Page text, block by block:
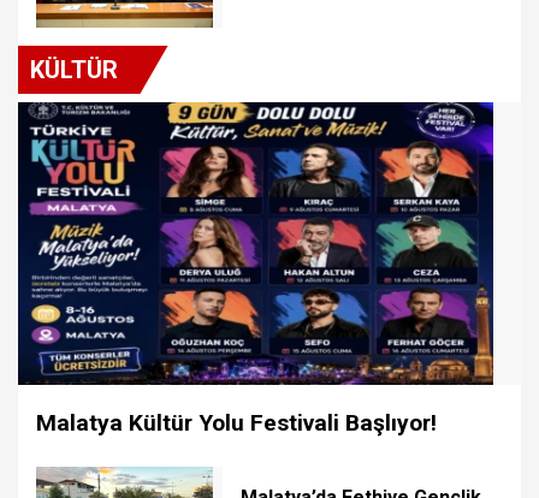
KÜLTÜR
Malatya Kültür Yolu Festivali Başlıyor!